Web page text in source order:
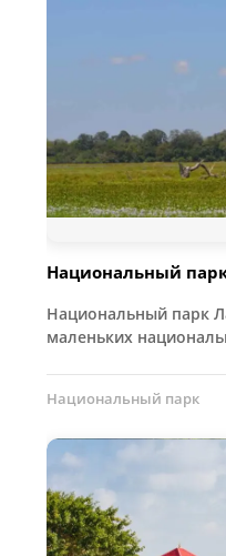
Национальный
Национальный парк
маленьких
Национальный парк